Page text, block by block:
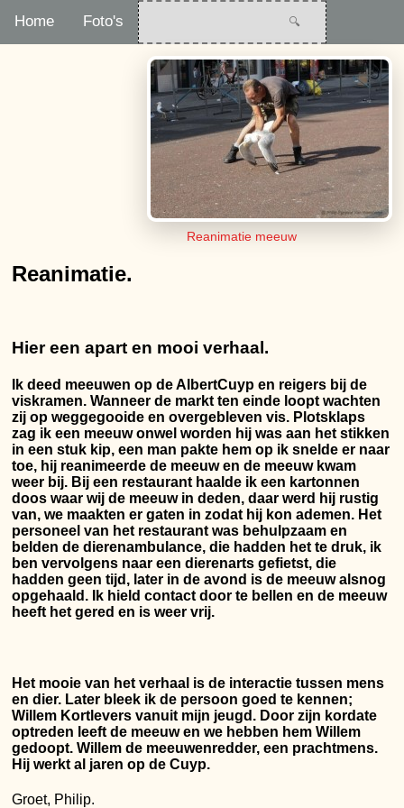
Home Foto's
Reanimatie meeuw
Reanimatie.
Hier een apart en mooi verhaal.
Ik deed meeuwen op de AlbertCuyp en reigers bij de
viskramen. Wanneer de markt ten einde loopt wachten
zij op weggegooide en overgebleven vis. Plotsklaps
zag ik een meeuw onwel worden hij was aan het stikken
in een stuk kip, een man pakte hem op ik snelde er naar
toe, hij reanimeerde de meeuw en de meeuw kwam
weer bij. Bij een restaurant haalde ik een kartonnen
doos waar wij de meeuw in deden, daar werd hij rustig
van, we maakten er gaten in zodat hij kon ademen. Het
personeel van het restaurant was behulpzaam en
belden de dierenambulance, die hadden het te druk, ik
ben vervolgens naar een dierenarts gefietst, die
hadden geen tijd, later in de avond is de meeuw alsnog
opgehaald. Ik hield contact door te bellen en de meeuw
heeft het gered en is weer vrij.
Het mooie van het verhaal is de interactie tussen mens
en dier. Later bleek ik de persoon goed te kennen;
Willem Kortlevers vanuit mijn jeugd. Door zijn kordate
optreden leeft de meeuw en we hebben hem Willem
gedoopt. Willem de meeuwenredder, een prachtmens.
Hij werkt al jaren op de Cuyp.
Groet, Philip.